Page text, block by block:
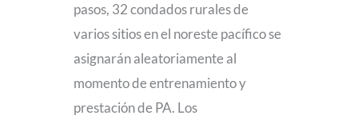
pasos, 32 condados rurales de
varios sitios en el noreste pacífico se
asignarán aleatoriamente al
momento de entrenamiento y
prestación de PA. Los